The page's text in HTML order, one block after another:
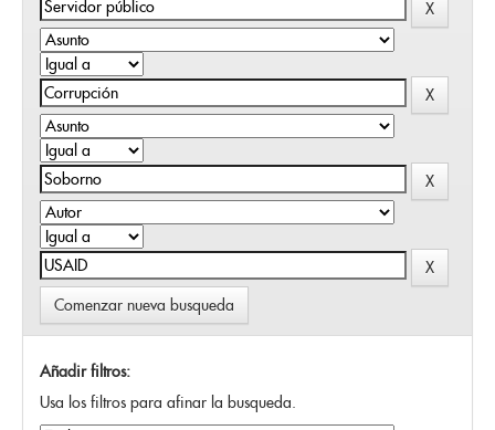
Comenzar nueva busqueda
Añadir filtros:
Usa los filtros para afinar la busqueda.